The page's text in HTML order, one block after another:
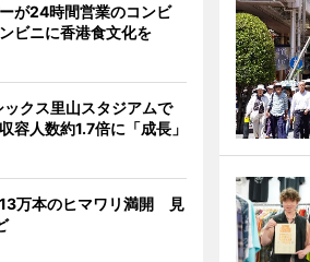
が24時間営業のコンビ
ビニに香港食文化を
クス里山スタジアムで
人数約1.7倍に「成長」
万本のヒマワリ満開 見